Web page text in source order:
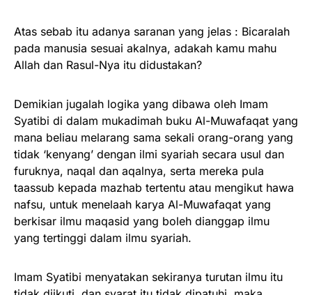
Atas sebab itu adanya saranan yang jelas : Bicaralah
pada manusia sesuai akalnya, adakah kamu mahu
Allah dan Rasul-Nya itu didustakan?
Demikian jugalah logika yang dibawa oleh Imam
Syatibi di dalam mukadimah buku Al-Muwafaqat yang
mana beliau melarang sama sekali orang-orang yang
tidak ‘kenyang’ dengan ilmi syariah secara usul dan
furuknya, naqal dan aqalnya, serta mereka pula
taassub kepada mazhab tertentu atau mengikut hawa
nafsu, untuk menelaah karya Al-Muwafaqat yang
berkisar ilmu maqasid yang boleh dianggap ilmu
yang tertinggi dalam ilmu syariah.
Imam Syatibi menyatakan sekiranya turutan ilmu itu